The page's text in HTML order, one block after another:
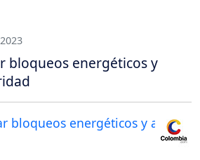
bloqueos energéticos y